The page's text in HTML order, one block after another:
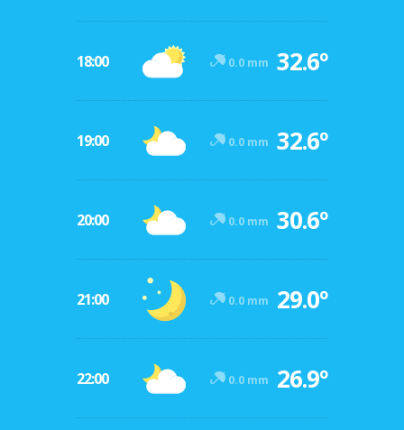
18:00 0.0 mm 32.6º
19:00 0.0 mm 32.6º
20:00 0.0 mm 30.6º
21:00 0.0 mm 29.0º
22:00 0.0 mm 26.9º